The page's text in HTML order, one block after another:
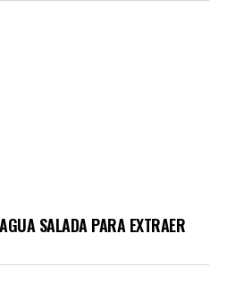
SALADA PARA EXTRAER